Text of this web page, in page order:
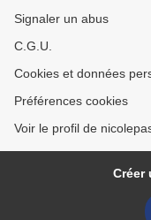
Signaler un abus
C.G.U.
Cookies et données
Préférences cookies
Voir le profil de
Créer